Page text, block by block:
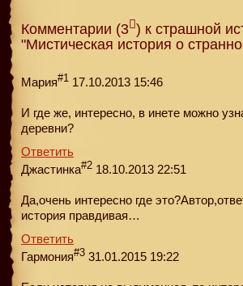
Комментарии (3 ) к страшной
"Мистическая история о
Мария#1 17.10.2013 15:46
И где же, интересно, в инете можно
деревни?
Ответить
Джастинка#2 18.10.2013 22:51
Да,очень интересно где
история правдивая…
Ответить
Гармония#3 31.01.2015 19:22